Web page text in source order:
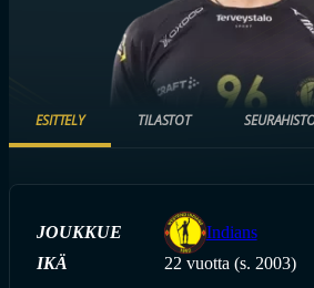
ESITTELY TILASTOT
JOUKKUE
Indians
IKÄ
22 vuotta (s. 2003)